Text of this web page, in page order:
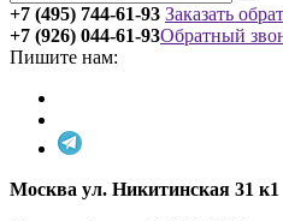
+7 (495) 744-61-93 Заказать
+7 (926) 044-61-93
Пишите нам:
Обратный
Москва ул. Никитинская 31 к1